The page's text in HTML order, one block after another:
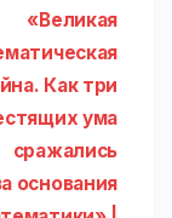
«Великая
Как три
ума
сражались
основания